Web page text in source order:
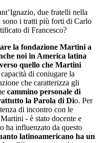
due fratelli nella
sono i tratti più forti di Carlo
di Francesco?
la fondazione Martini a
noi in America latina
quello che Martini
di coniugare la
che caratterizza gli
cammino personale di
la Parola di Dio. Per
di incontro con le
- è stato docente e
ha influenzato da questo
latinoamericano ha un